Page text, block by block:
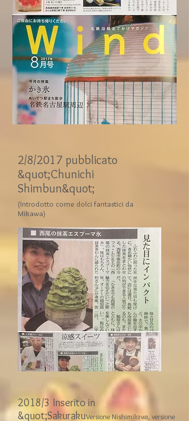
2/8/2017 pubblicato
&quot;Chunichi
Shimbun&quot;
(Introdotto come dolci fantastici da
Mikawa)
2018/3 Inserito in
&quot;SakurakuVersione Nishimikawa, versione